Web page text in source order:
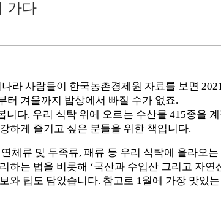
가다
라 사람들이 한국농촌경제원 자료를 보면
터 겨울까지 밥상에서 빠질 수가 없죠.
다. 우리 식탁 위에 오르는 수산물 415종을
하게 즐기고 싶은 분들을 위한 책입니다.
체류 및 두족류, 패류 등 우리 식탁에 올라오
하는 법을 비롯해 ‘국산과 수입산 그리고 자
와 팁도 담았습니다. 참고로 1월에 가장 맛있